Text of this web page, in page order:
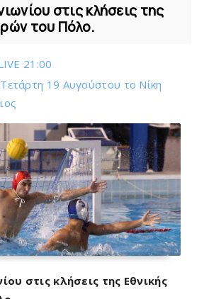
στις κλήσεις της
του Πόλο.
21:00
19 Αυγούστου το Νίκη
στις κλήσεις της Εθνικής